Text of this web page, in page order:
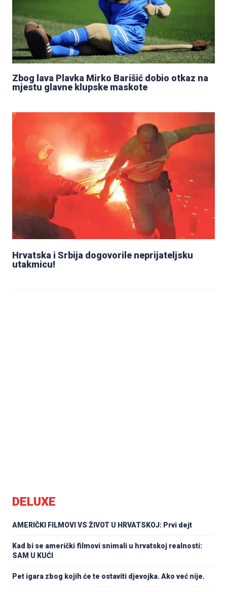
Zbog lava Plavka Mirko Barišić dobio otkaz na
mjestu glavne klupske maskote
Hrvatska i Srbija dogovorile neprijateljsku
utakmicu!
DELUXE
AMERIČKI FILMOVI VS ŽIVOT U HRVATSKOJ: Prvi dejt
Kad bi se američki filmovi snimali u hrvatskoj realnosti:
SAM U KUĆI
Pet igara zbog kojih će te ostaviti djevojka. Ako već nije.